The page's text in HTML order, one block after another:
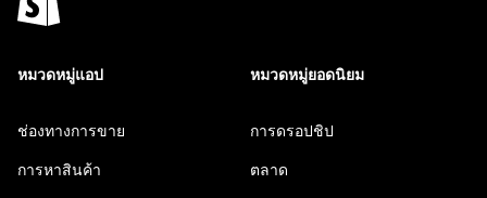
หมวดหมู่แอป
ช่องทางการขาย
การหาสินค้า
หมวดหมู่ยอดนิยม
การดรอปชิป
ตลาด